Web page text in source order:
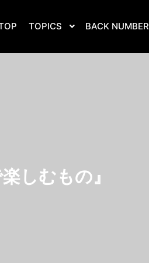
TOPICS BACK NUMBER
しむもの』